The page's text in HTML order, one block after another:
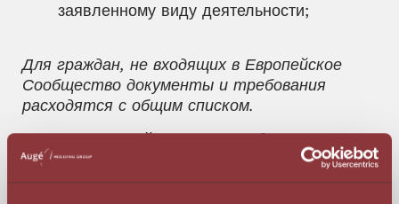
заявленному виду деятельности;
Для граждан, не входящих в Европейское
Сообщество документы и требования
расходятся с общим списком.
Индивидуальный список разрабатывается
отдельно на каждый кейс.